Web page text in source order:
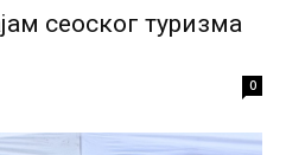
сеоског туризма
0